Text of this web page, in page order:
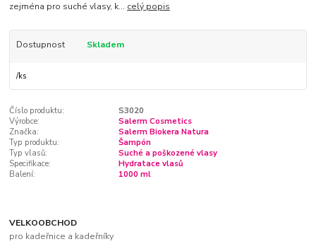
zejména pro suché vlasy, k... celý popis
Dostupnost Skladem
/ks
Číslo produktu:
S3020
Výrobce:
Salerm Cosmetics
Značka:
Salerm Biokera Natura
Typ produktu:
Šampón
Typ vlasů:
Suché a poškozené vlasy
Specifikace:
Hydratace vlasů
Balení:
1000 ml
VELKOOBCHOD
pro kadeřnice a kadeřníky